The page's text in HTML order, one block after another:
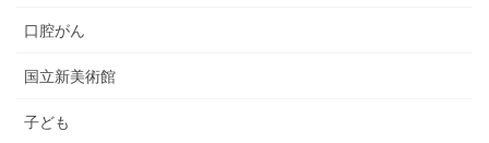
口腔がん
国立新美術館
子ども